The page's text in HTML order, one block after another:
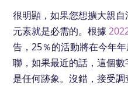
很明顯，如果您想擴大親
元素就是必需的。根據
告，25％的活動將在今年
聯，如果最近的話，這個
是任何跡象。沒錯，接受